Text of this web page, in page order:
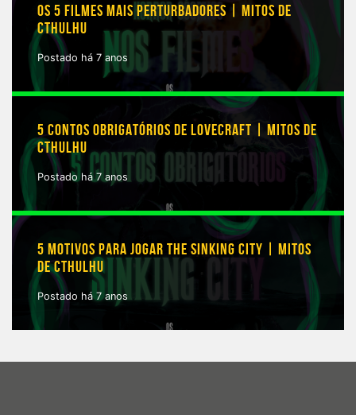
OS 5 FILMES MAIS PERTURBADORES | MITOS DE
CTHULHU
Postado há 7 anos
5 CONTOS OBRIGATÓRIOS DE LOVECRAFT | MITOS DE
CTHULHU
Postado há 7 anos
5 MOTIVOS PARA JOGAR THE SINKING CITY | MITOS
DE CTHULHU
Postado há 7 anos